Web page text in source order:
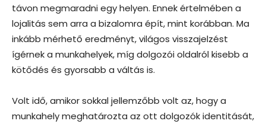
távon megmaradni egy helyen. Ennek értelmében a
lojalitás sem arra a bizalomra épít, mint korábban. Ma
inkább mérhető eredményt, világos visszajelzést
ígérnek a munkahelyek, míg dolgozói oldalról kisebb a
kötődés és gyorsabb a váltás is.
Volt idő, amikor sokkal jellemzőbb volt az, hogy a
munkahely meghatározta az ott dolgozók identitását,